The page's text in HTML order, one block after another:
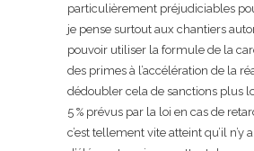
particulièrement préjudiciables
je pense surtout aux chantiers
pouvoir utiliser la formule de la
des primes à l’accélération de la
dédoubler cela de sanctions plus
5 % prévus par la loi en cas de
c’est tellement vite atteint qu’il n’y